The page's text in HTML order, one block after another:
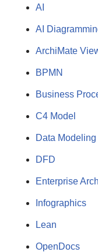
AI
AI
ArchiMate
BPMN
Business
C4 Model
Data
DFD
Enterprise
Infographics
Lean
OpenDocs